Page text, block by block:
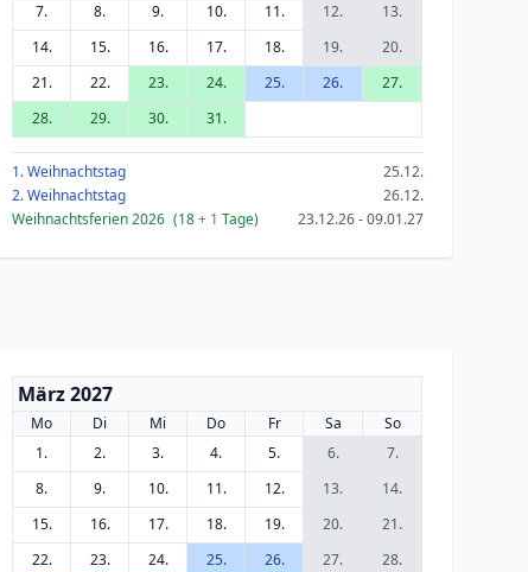
7.
8. 9. 10. 11. 12.
13.
14.
15. 16. 17. 18. 19.
20.
21.
22. 23. 24. 25. 26.
27.
28.
29. 30. 31.
1. Weihnachtstag
25.12.
2. Weihnachtstag
26.12.
Weihnachtsferien 2026 (18+ 1 Tage) 23.12.26 - 09.01.27
März 2027
Mo Di Mi Do Fr Sa
So
1.
2. 3. 4. 5. 6.
7.
8.
9. 10. 11. 12. 13.
14.
15.
16. 17. 18. 19. 20.
21.
22.
23. 24. 25. 26. 27.
28.